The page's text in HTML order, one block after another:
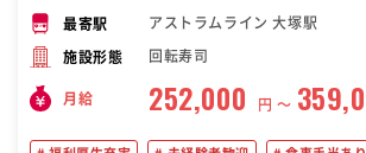
最寄駅 アストラムライン 大塚駅
施設形態 回転寿司
月給 252,000 円 〜